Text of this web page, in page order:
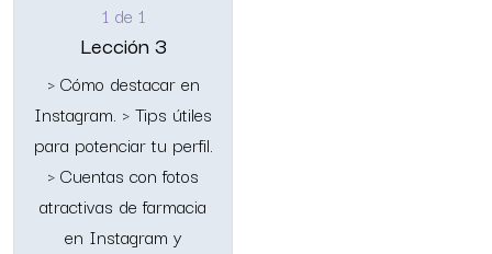
1 de 1
Lección 3
> Cómo destacar en
Instagram. > Tips útiles
para potenciar tu perfil.
> Cuentas con fotos
atractivas de farmacia
en Instagram y